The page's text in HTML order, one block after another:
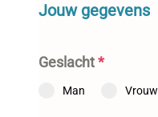
Jouw gegevens
Geslacht*
Man Vrouw